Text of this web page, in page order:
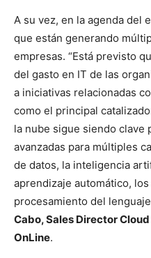
A su vez, en la agenda del
que están generando
empresas. “Está previsto
del gasto en IT de las
a iniciativas relacionadas
como el principal
la nube sigue siendo clave
avanzadas para múltiples
de datos, la inteligencia
aprendizaje automático,
procesamiento del
Cabo, Sales Director
OnLine.